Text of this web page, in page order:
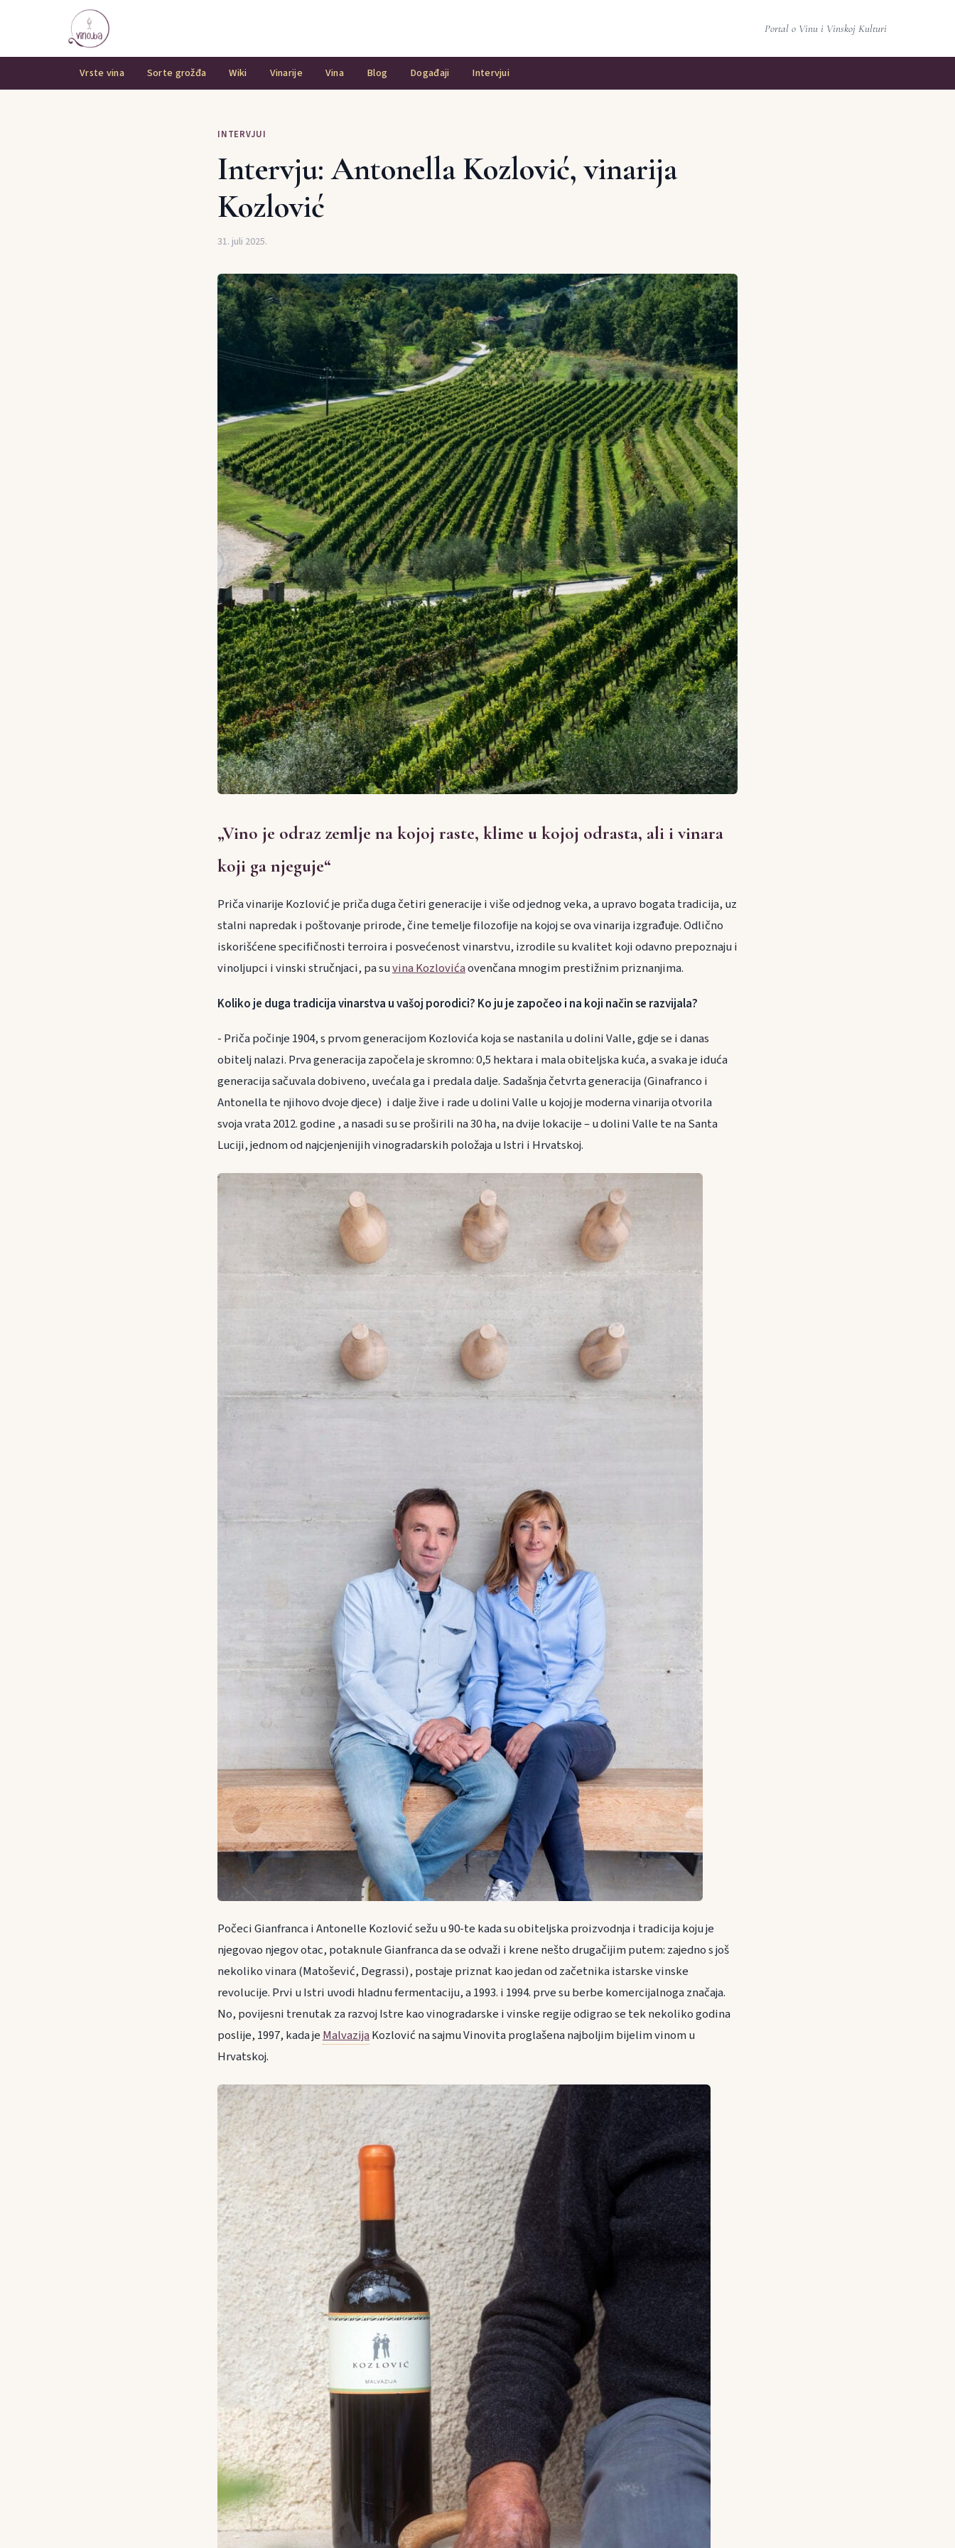
Portal o Vinu i Vinskoj Kulturi
Vrste vina Sorte grožđa Wiki Vinarije Vina Blog Događaji Intervjui
INTERVJUI
Intervju: Antonella Kozlović, vinarija
Kozlović
31. juli 2025.
„Vino je odraz zemlje na kojoj raste, klime u kojoj odrasta, ali i vinara
koji ga njeguje“
Priča vinarije Kozlović je priča duga četiri generacije i više od jednog veka, a upravo bogata tradicija, uz
stalni napredak i poštovanje prirode, čine temelje filozofije na kojoj se ova vinarija izgrađuje. Odlično
iskorišćene specifičnosti terroira i posvećenost vinarstvu, izrodile su kvalitet koji odavno prepoznaju i
vinoljupci i vinski stručnjaci, pa suvina Kozlovićaovenčana mnogim prestižnim priznanjima.
Koliko je duga tradicija vinarstva u vašoj porodici? Ko ju je započeo i na koji način se razvijala?
- Priča počinje 1904, s prvom generacijom Kozlovića koja se nastanila u dolini Valle, gdje se i danas
obitelj nalazi. Prva generacija započela je skromno: 0,5 hektara i mala obiteljska kuća, a svaka je iduća
generacija sačuvala dobiveno, uvećala ga i predala dalje. Sadašnja četvrta generacija (Ginafranco i
Antonella te njihovo dvoje djece) i dalje žive i rade u dolini Valle u kojoj je moderna vinarija otvorila
svoja vrata 2012. godine , a nasadi su se proširili na 30 ha, na dvije lokacije – u dolini Valle te na Santa
Luciji, jednom od najcjenjenijih vinogradarskih položaja u Istri i Hrvatskoj.
Počeci Gianfranca i Antonelle Kozlović sežu u 90-te kada su obiteljska proizvodnja i tradicija koju je
njegovao njegov otac, potaknule Gianfranca da se odvaži i krene nešto drugačijim putem: zajedno s još
nekoliko vinara (Matošević, Degrassi), postaje priznat kao jedan od začetnika istarske vinske
revolucije. Prvi u Istri uvodi hladnu fermentaciju, a 1993. i 1994. prve su berbe komercijalnoga značaja.
No, povijesni trenutak za razvoj Istre kao vinogradarske i vinske regije odigrao se tek nekoliko godina
poslije, 1997, kada je Malvazija Kozlović na sajmu Vinovita proglašena najboljim bijelim vinom u
Hrvatskoj.